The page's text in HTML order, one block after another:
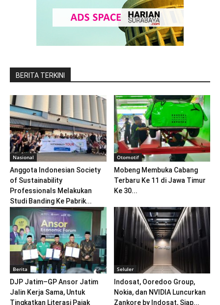
BERITA TERKINI
Nasional
Anggota Indonesian Society
of Sustainability
Professionals Melakukan
Studi Banding Ke Pabrik...
Otomotif
Mobeng Membuka Cabang
Terbaru Ke 11 di Jawa Timur
Ke 30...
Berita
DJP Jatim–GP Ansor Jatim
Jalin Kerja Sama, Untuk
Tingkatkan Literasi Pajak
Seluler
Indosat, Ooredoo Group,
Nokia, dan NVIDIA Luncurkan
Zankore by Indosat, Siap...